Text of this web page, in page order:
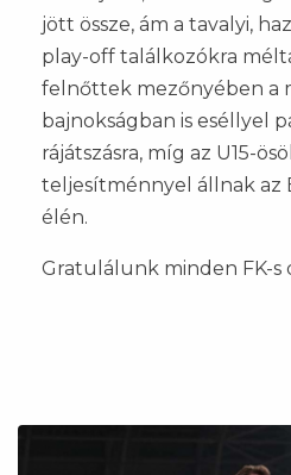
jött össze, ám a tavalyi,
play-off találkozókra
felnőttek mezőnyében a
bajnokságban is eséllyel
rájátszásra, míg az U15-
teljesítménnyel állnak az
élén.
Gratulálunk minden FK-s